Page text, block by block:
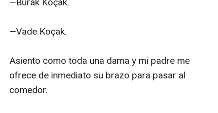
—Burak Koçak.
—Vade Koçak.
Asiento como toda una dama y mi padre me
ofrece de inmediato su brazo para pasar al
comedor.